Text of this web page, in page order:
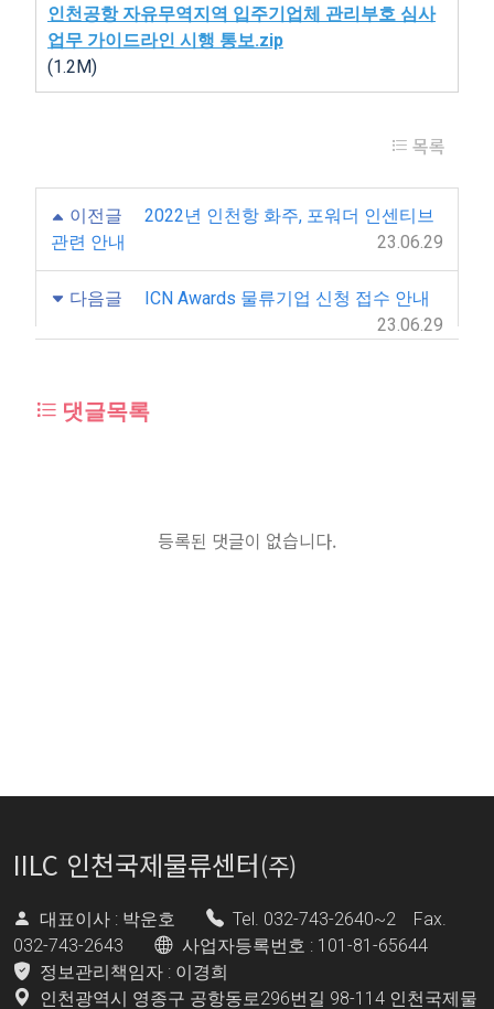
인천공항 자유무역지역 입주기업체 관리부호 심사
업무 가이드라인 시행 통보.zip
(1.2M)
목록
이전글
2022년 인천항 화주, 포워더 인센티브
관련 안내
23.06.29
다음글
ICN Awards 물류기업 신청 접수 안내
23.06.29
댓글목록
등록된 댓글이 없습니다.
IILC 인천국제물류센터(주)
대표이사 : 박운호
Tel. 032-743-2640~2 Fax.
032-743-2643
사업자등록번호 : 101-81-65644
정보관리책임자 : 이경희
인천광역시 영종구 공항동로296번길 98-114 인천국제물